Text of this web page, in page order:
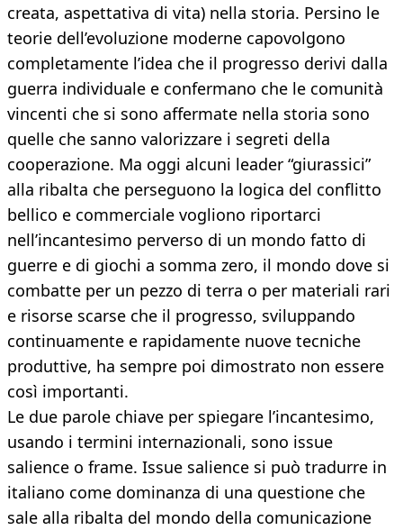
creata, aspettativa di vita) nella storia. Persino le
teorie dell’evoluzione moderne capovolgono
completamente l’idea che il progresso derivi dalla
guerra individuale e confermano che le comunità
vincenti che si sono affermate nella storia sono
quelle che sanno valorizzare i segreti della
cooperazione. Ma oggi alcuni leader “giurassici”
alla ribalta che perseguono la logica del conflitto
bellico e commerciale vogliono riportarci
nell’incantesimo perverso di un mondo fatto di
guerre e di giochi a somma zero, il mondo dove si
combatte per un pezzo di terra o per materiali rari
e risorse scarse che il progresso, sviluppando
continuamente e rapidamente nuove tecniche
produttive, ha sempre poi dimostrato non essere
così importanti.
Le due parole chiave per spiegare l’incantesimo,
usando i termini internazionali, sono issue
salience o frame. Issue salience si può tradurre in
italiano come dominanza di una questione che
sale alla ribalta del mondo della comunicazione